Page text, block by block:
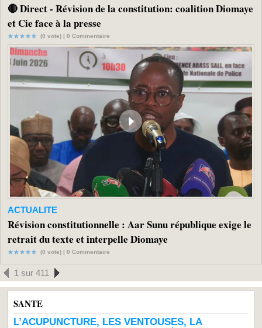
🔴 Direct - Révision de la constitution: coalition Diomaye
et Cie face à la presse
(0 vote) | 0 Commentaire
ACTUALITE
Révision constitutionnelle : Aar Sunu république exige le
retrait du texte et interpelle Diomaye
(0 vote) | 0 Commentaire
1 sur 411
SANTE
L’ACUPUNCTURE, LES VENTOUSES, LA